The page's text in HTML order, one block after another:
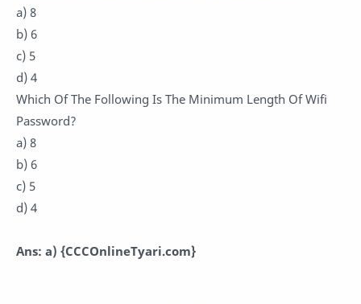
a) 8
b) 6
c) 5
d) 4
Which Of The Following Is The Minimum Length Of Wifi
Password?
a) 8
b) 6
c) 5
d) 4
Ans: a) {CCCOnlineTyari.com}